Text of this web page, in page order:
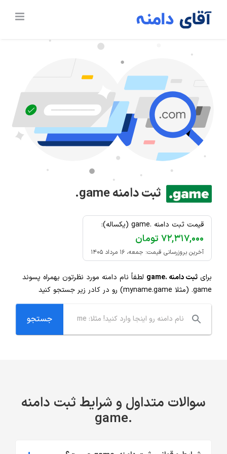
ثبت دامنه.game
قیمت ثبت دامنه .game (یکساله):
۷۲,۳۱۷,۰۰۰ تومان
آخرین بروزرسانی قیمت: جمعه، ۱۶ مرداد ۱۴۰۵
برای ثبت دامنه .game
لطفاً نام دامنه مورد نظرتون بهمراه پسوند
.game (مثلا myname.game) رو در کادر زیر جستجو کنید
سوالات متداول و شرایط ثبت دامنه
.game